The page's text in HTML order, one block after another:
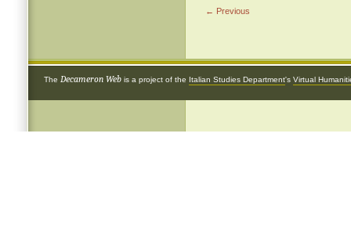
← Previous
The Decameron Web is a project of the Italian Studies Department's Virtual